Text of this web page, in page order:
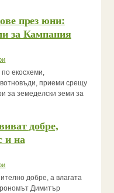
през юни:
за Кампания
екосхеми,
приеми срещу
за земеделски земи за
добре,
и на
добре, а влагата
Димитър